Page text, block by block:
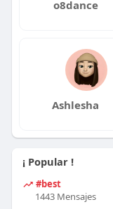
o8dance
Ashlesha
¡ Popular !
#best
1443 Mensajes